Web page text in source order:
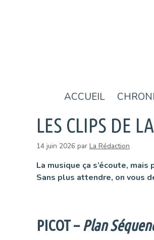
ACCUEIL
LES CLIPS DE
14 juin 2026 par La Rédaction
La musique ça s’écoute,
Sans plus attendre, on vous
PICOT –Plan